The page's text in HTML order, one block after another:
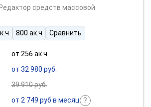
средств массовой
800 ак.ч Сравнить
от 256 ак.ч
от 32 980 руб.
39 910 руб.
от 2 749 руб в месяц